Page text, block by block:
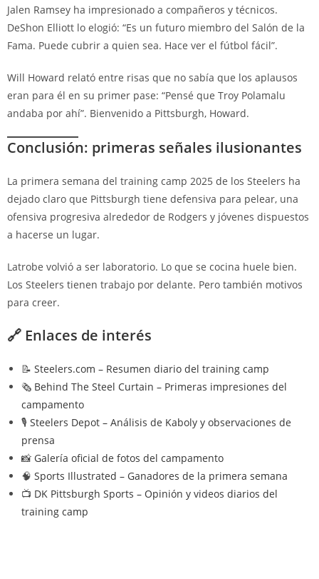
Jalen Ramsey ha impresionado a compañeros y técnicos.
DeShon Elliott lo elogió: “Es un futuro miembro del Salón de la
Fama. Puede cubrir a quien sea. Hace ver el fútbol fácil”.
Will Howard relató entre risas que no sabía que los aplausos
eran para él en su primer pase: “Pensé que Troy Polamalu
andaba por ahí”. Bienvenido a Pittsburgh, Howard.
Conclusión: primeras señales ilusionantes
La primera semana del training camp 2025 de los Steelers ha
dejado claro que Pittsburgh tiene defensiva para pelear, una
ofensiva progresiva alrededor de Rodgers y jóvenes dispuestos
a hacerse un lugar.
Latrobe volvió a ser laboratorio. Lo que se cocina huele bien.
Los Steelers tienen trabajo por delante. Pero también motivos
para creer.
🔗 Enlaces de interés
📝 Steelers.com – Resumen diario del training camp
🗞️ Behind The Steel Curtain – Primeras impresiones del
campamento
🎙️ Steelers Depot – Análisis de Kaboly y observaciones de
prensa
📸 Galería oficial de fotos del campamento
🧠 Sports Illustrated – Ganadores de la primera semana
📺 DK Pittsburgh Sports – Opinión y videos diarios del
training camp